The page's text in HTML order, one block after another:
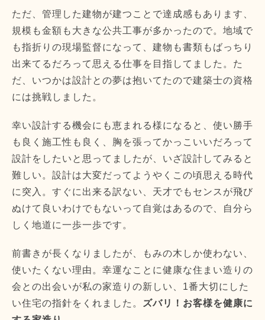
ただ、管理した建物が建つことで達成感もあります、
規模も金額も大きな公共工事が多かったので。地域で
も指折りの現場監督になって、建物も書類もばっちり
出来てるだろって思える仕事を目指してました。た
だ、いつかは設計との夢は抱いてたので建築士の資格
には挑戦しました。
幸い設計する機会にも恵まれる様になると、使い勝手
も良く施工性も良く、胸を張ってかっこいいだろって
設計をしたいと思ってましたが、いざ設計してみると
難しい。設計は大変だってようやくこの頃思える時代
に突入。すぐに出来る訳ない、天才でもセンスが飛び
ぬけて良いわけでもないって自覚はあるので、自分ら
しく地道に一歩一歩です。
前書きが長くなりましたが、もみの木しか使わない、
使いたくない理由。幸運なことに健康な住まい造りの
会との出会いが私の家造りの新しい、1番大切にした
い住宅の指針をくれました。 ズバリ！お客様を健康に